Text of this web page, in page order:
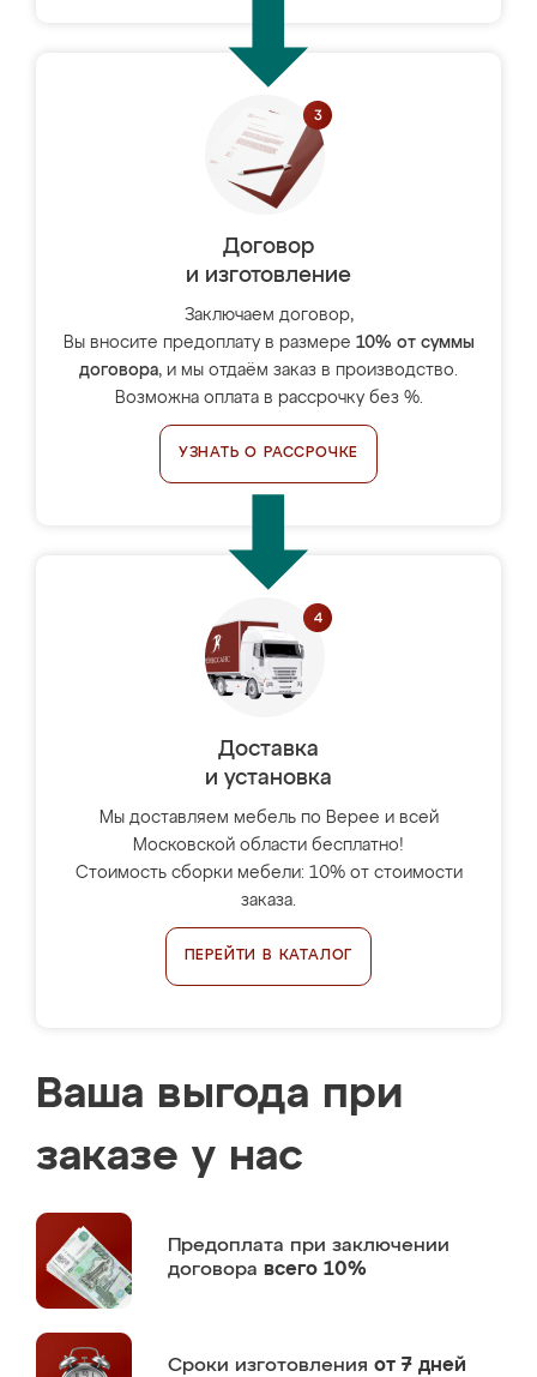
Договор
и изготовление
Заключаем договор,
Вы вносите предоплату в размере 10% от суммы
договора, и мы отдаём заказ в производство.
Возможна оплата в рассрочку без %.
УЗНАТЬ О РАССРОЧКЕ
Доставка
и установка
Мы доставляем мебель по Верее и всей
Московской области бесплатно!
Стоимость сборки мебели: 10% от стоимости
заказа.
ПЕРЕЙТИ В КАТАЛОГ
Ваша выгода при
заказе у нас
Предоплата при заключении
договора всего 10%
Сроки изготовления от 7 дней